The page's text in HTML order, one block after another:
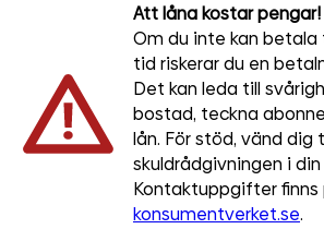
Att låna kostar pengar!
Om du inte kan betala
tid riskerar du en
Det kan leda till
bostad, teckna
lån. För stöd, vänd dig
skuldrådgivningen i
Kontaktuppgifter finns
konsumentverket.se.